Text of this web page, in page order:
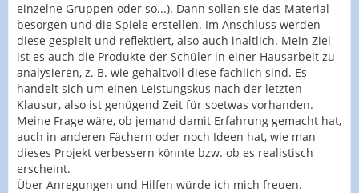
einzelne Gruppen oder so...). Dann sollen sie das Material
besorgen und die Spiele erstellen. Im Anschluss werden
diese gespielt und reflektiert, also auch inaltlich. Mein Ziel
ist es auch die Produkte der Schüler in einer Hausarbeit zu
analysieren, z. B. wie gehaltvoll diese fachlich sind. Es
handelt sich um einen Leistungskus nach der letzten
Klausur, also ist genügend Zeit für soetwas vorhanden.
Meine Frage wäre, ob jemand damit Erfahrung gemacht hat,
auch in anderen Fächern oder noch Ideen hat, wie man
dieses Projekt verbessern könnte bzw. ob es realistisch
erscheint.
Über Anregungen und Hilfen würde ich mich freuen.